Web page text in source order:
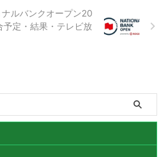
ルバンクオープン20
定・結果・テレビ放